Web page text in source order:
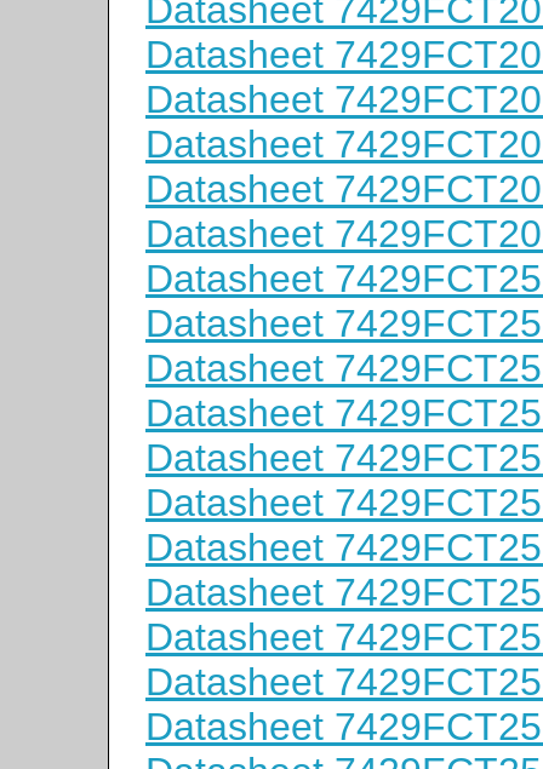
Datasheet
Datasheet
Datasheet
Datasheet
Datasheet
Datasheet
Datasheet
Datasheet
Datasheet
Datasheet
Datasheet
Datasheet
Datasheet
Datasheet
Datasheet
Datasheet
Datasheet